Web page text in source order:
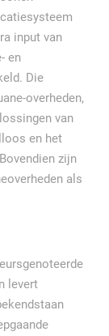
input van
en
Die
overheden,
van
en het
zijn
als
levert